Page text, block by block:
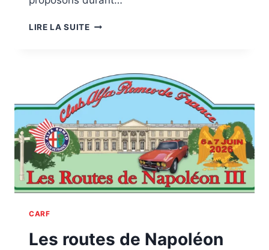
LIRE LA SUITEDU
JUILLET
:
CONCENTRATION
DU
CARF
DANS
MORVAN
CARF
Les routes de Napoléon